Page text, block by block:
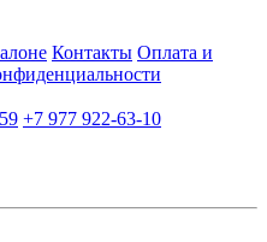
Контакты Оплата и
+7 977 922-63-10